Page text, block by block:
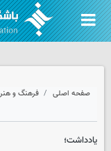
صفحه اصلی فرهنگ و هنر
یادداشت؛